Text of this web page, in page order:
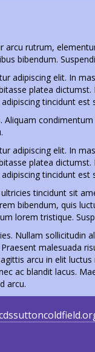
arcu rutrum,
bibendum.
adipiscing elit. In
platea
tincidunt est
adipiscing elit. In
platea
tincidunt est
tincidunt sit
bibendum, quis
lorem tristique.
Nullam sollicitudin
malesuada
arcu in elit
ac blandit lacus.
arcu.